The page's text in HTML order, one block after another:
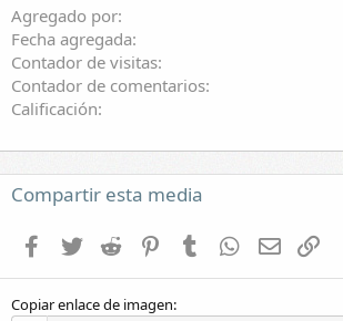
Agregado por
Fecha agregada
Contador de visitas
Contador de comentarios
Calificación
Compartir esta media
Facebook
Twitter Reddit PinterestTumblr WhatsApp
E-mail
Copiar enlace de imagen